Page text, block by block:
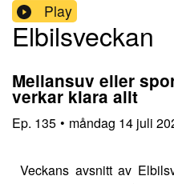
Play
Elbilsveckan
Mellansuv eller
verkar klara allt
Ep. 135 • måndag 14 juli
Veckans avsnitt av